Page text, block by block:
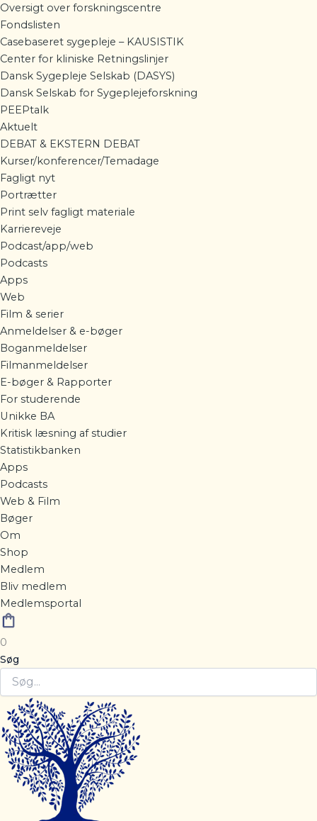
Oversigt over forskningscentre
Fondslisten
Casebaseret sygepleje – KAUSISTIK
Center for kliniske Retningslinjer
Dansk Sygepleje Selskab (DASYS)
Dansk Selskab for Sygeplejeforskning
PEEPtalk
Aktuelt
DEBAT & EKSTERN DEBAT
Kurser/konferencer/Temadage
Fagligt nyt
Portrætter
Print selv fagligt materiale
Karriereveje
Podcast/app/web
Podcasts
Apps
Web
Film & serier
Anmeldelser & e-bøger
Boganmeldelser
Filmanmeldelser
E-bøger & Rapporter
For studerende
Unikke BA
Kritisk læsning af studier
Statistikbanken
Apps
Podcasts
Web & Film
Bøger
Om
Shop
Medlem
Bliv medlem
Medlemsportal
0
Søg